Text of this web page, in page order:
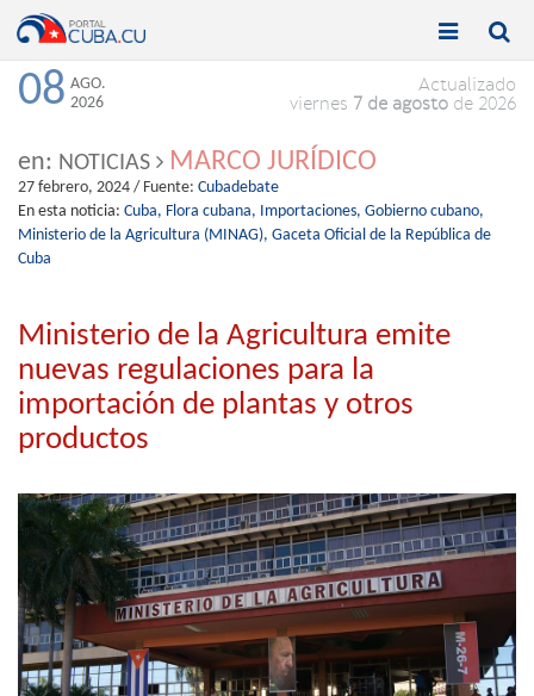
Toggle

Toggle

08 AGO.
2026
Actualizado
viernes 7 de agosto de 2026
en: NOTICIAS MARCO JURÍDICO
27 febrero, 2024 / Fuente: Cubadebate
En esta noticia: Cuba, Flora cubana, Importaciones, Gobierno cubano,
Ministerio de la Agricultura (MINAG), Gaceta Oficial de la República de
Cuba
Ministerio de la Agricultura emite
nuevas regulaciones para la
importación de plantas y otros
productos